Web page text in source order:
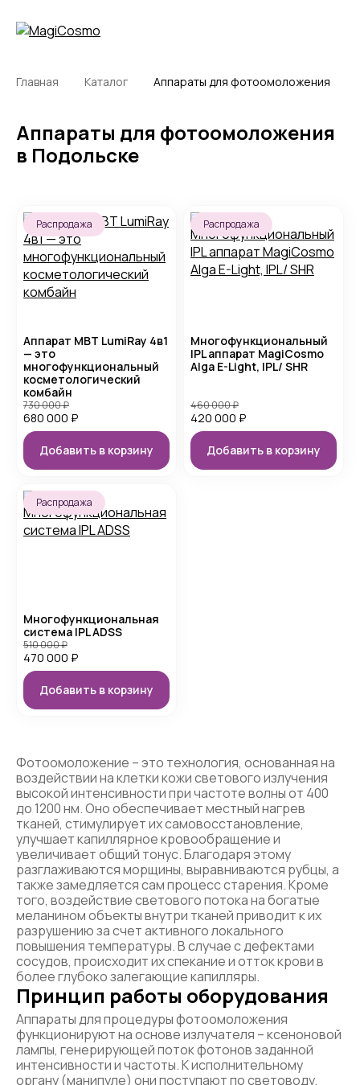
Главная Каталог Аппараты для фотоомоложения
Аппараты для фотоомоложения
в Подольске
Распродажа
Аппарат MBT LumiRay 4в1
— это
многофункциональный
косметологический
комбайн
680 000 ₽
730 000₽
Добавить в корзину
Распродажа
Многофункциональный
IPL аппарат MagiCosmo
Alga E-Light, IPL/ SHR
420 000 ₽
460 000₽
Добавить в корзину
Распродажа
Многофункциональная
система IPL ADSS
470 000 ₽
510 000₽
Добавить в корзину
Фотоомоложение – это технология, основанная на
воздействии на клетки кожи светового излучения
высокой интенсивности при частоте волны от 400
до 1200 нм. Оно обеспечивает местный нагрев
тканей, стимулирует их самовосстановление,
улучшает капиллярное кровообращение и
увеличивает общий тонус. Благодаря этому
разглаживаются морщины, выравниваются рубцы, а
также замедляется сам процесс старения. Кроме
того, воздействие светового потока на богатые
меланином объекты внутри тканей приводит к их
разрушению за счет активного локального
повышения температуры. В случае с дефектами
сосудов, происходит их спекание и отток крови в
более глубоко залегающие капилляры.
Принцип работы оборудования
Аппараты для процедуры фотоомоложения
функционируют на основе излучателя – ксеноновой
лампы, генерирующей поток фотонов заданной
интенсивности и частоты. К исполнительному
органу (манипуле) они поступают по световоду,